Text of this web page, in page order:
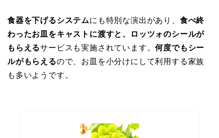
食器を下げるシステムにも特別な演出があり、 食べ終
わったお皿をキャストに渡すと、ロッツォのシールが
もらえるサービスも実施されています。何度でもシー
ルがもらえるので、お皿を小分けにして利用する家族
も多いようです。